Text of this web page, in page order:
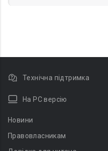
Технічна підтримка
На PC версію
Новини
Правовласникам